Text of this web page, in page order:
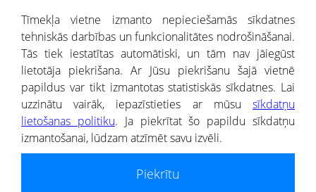
Dzimtas koks
Uzņēmumu atlase
Monitorings
Kredītizziņa par ārvalstu uzņēmumiem
® CREDITREFORM Latvija
SIA
Tīmekļa vietne izmanto nepieciešamās sīkdatnes
tehniskās darbības un funkcionalitātes nodrošināšanai.
Tās tiek iestatītas automātiski, un tām nav jāiegūst
lietotāja piekrišana. Ar Jūsu piekrišanu šajā vietnē
papildus var tikt izmantotas statistiskās sīkdatnes. Lai
uzzinātu vairāk, iepazīstieties ar mūsu sīkdatņu
lietošanas politiku. Ja piekrītat šo papildu sīkdatņu
izmantošanai, lūdzam atzīmēt savu izvēli.
Piekrītu